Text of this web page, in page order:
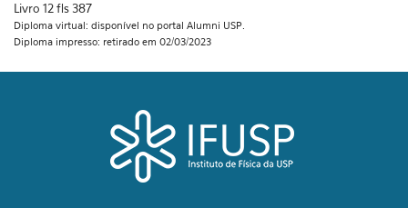
Livro 12 fls 387
Diploma virtual: disponível no portal Alumni USP.
Diploma impresso: retirado em 02/03/2023